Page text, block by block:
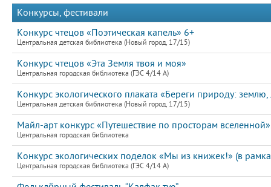
Конкурсы, фестивали
Конкурс чтецов «Поэтическая капель» 6+
Центральная детская библиотека (Новый город, 17/15)
Конкурс чтецов «Эта Земля твоя и моя»
Центральная городская библиотека (ГЭС 4/14 А)
Конкурс экологического плаката «Береги природу: землю,
Центральная детская библиотека (Новый город, 17/15)
Майл-арт конкурс «Путешествие по просторам
Центральная городская библиотека
Конкурс экологических поделок «Мы из книжек!» (в
Центральная городская библиотека (ГЭС 4/14 А)